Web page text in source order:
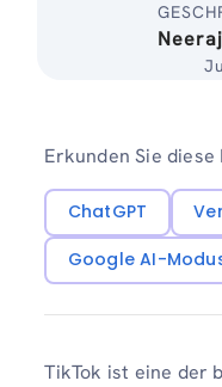
Erkunden Sie
ChatGPT
Google AI-
TikTok ist eine der